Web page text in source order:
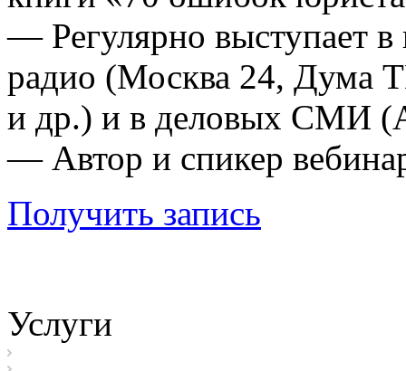
— Регулярно выступает в
радио (Москва 24, Дума
и др.) и в деловых СМИ
— Автор и спикер
Получить запись
Услуги